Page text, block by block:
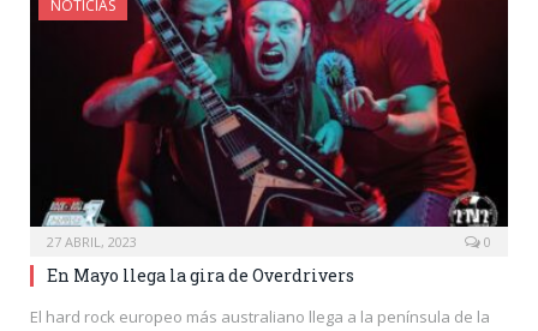
NOTICIAS
27 ABRIL, 2023 0
En Mayo llega la gira de Overdrivers
El hard rock europeo más australiano llega a la península de la